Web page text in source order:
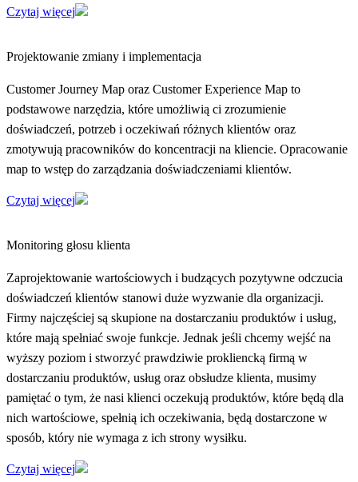
Czytaj więcej
Projektowanie zmiany i implementacja
Customer Journey Map oraz Customer Experience Map to
podstawowe narzędzia, które umożliwią ci zrozumienie
doświadczeń, potrzeb i oczekiwań różnych klientów oraz
zmotywują pracowników do koncentracji na kliencie. Opracowanie
map to wstęp do zarządzania doświadczeniami klientów.
Czytaj więcej
Monitoring głosu klienta
Zaprojektowanie wartościowych i budzących pozytywne odczucia
doświadczeń klientów stanowi duże wyzwanie dla organizacji.
Firmy najczęściej są skupione na dostarczaniu produktów i usług,
które mają spełniać swoje funkcje. Jednak jeśli chcemy wejść na
wyższy poziom i stworzyć prawdziwie prokliencką firmą w
dostarczaniu produktów, usług oraz obsłudze klienta, musimy
pamiętać o tym, że nasi klienci oczekują produktów, które będą dla
nich wartościowe, spełnią ich oczekiwania, będą dostarczone w
sposób, który nie wymaga z ich strony wysiłku.
Czytaj więcej